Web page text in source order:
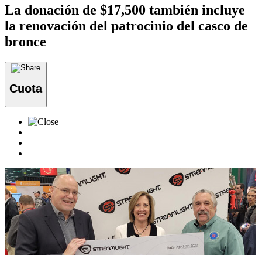
La donación de $17,500 también incluye
la renovación del patrocinio del casco de
bronce
Cuota